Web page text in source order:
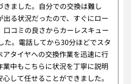
きました。自分での交換は難し
出る状況だったので、すぐにロー
口コミの良さからカーレスキュー
た。電話してから30分ほどでスタ
アタイヤへの交換作業を迅速に行
業中もこちらに状況を丁寧に説明
して任せることができました。